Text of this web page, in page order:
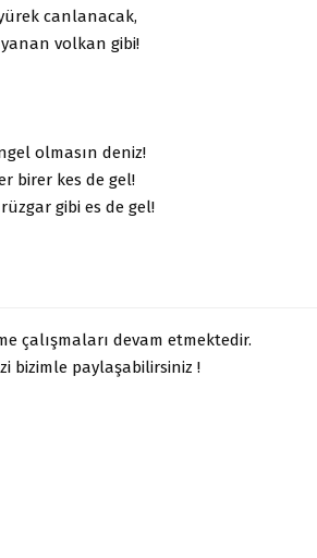
canlanacak,
volkan gibi!
olmasın deniz!
birer kes de gel!
gibi es de gel!
çalışmaları devam etmektedir.
bizimle paylaşabilirsiniz !